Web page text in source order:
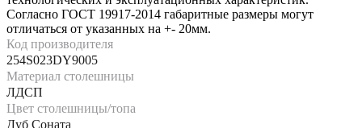
Согласно ГОСТ 19917-2014 габаритные размеры могут
отличаться от указанных на +- 20мм.
Код производителя
254S023DY9005
Материал столешницы
ЛДСП
Цвет столешницы/топа
Дуб Соната